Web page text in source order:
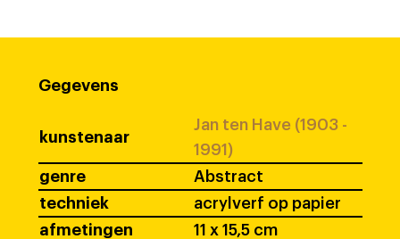
Gegevens
kunstenaar
Jan ten Have (1903 -
1991)
genre
Abstract
techniek
acrylverf op papier
afmetingen
11 x 15,5 cm